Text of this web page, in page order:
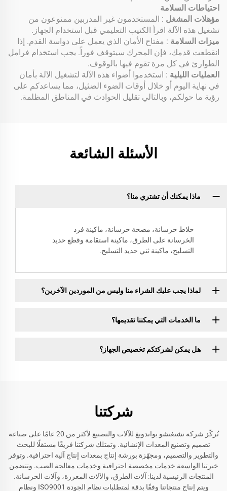
احتياطات السلامة
مؤهلات المشغل : المستخدمون غير المدربين ممنوعون من
تشغيل هذه الآلة اقرأ الكتيب التعليمي قبل استخدام الجهاز.
ميزات السلامة : مفتاح الأمان الذي يعمل على دواسة القدم. إذا
انقطعت قدمك، فإن المحرك سيتوقف فوراً. يجب استخدام فرامل
الطوارئ في كل مرة تقوم فيها بالوقوف.
العمليات الليلية : استخدموا أضواء هذه الآلة لتشغيل الآلة بأمان
في نهاية اليوم أو خلال أوقات الضوء الضئيل، مما يساعدكم على
رؤية ما حولكم، وبالتالي تقليل الحوادث في المناطق المظلمة.
الأسئلة الشائعة
ماذا يمكنك أن تشتري منا؟
خلاط خرسانة، مضخة خرسانة، ماكينة فرد
الخرسانة على الطرق، ماكينة استقامة وقطع حديد
التسليح، ماكينة ثني حديد التسليح.
لماذا يجب عليك الشراء منا وليس من الموردين الآخرين؟
ما الخدمات التي يمكننا تقديمها؟
هل يمكن لشركتكم تخصيص الجهاز؟
شركتنا
تُركّز شركة تشنغتشو يواندونغ للآلات والتصنيع لأكثر من 20 عامًا على صناعة
تصميم وتصنيع المعدات الإنشائية. وتمتلك شركتنا فريقًا مستقلًا للبحث
والتطوير والتصميم، ومجهّزة بورشة إنتاج بمعدات إنتاج آلية احترافية. وتوفر
خبرتنا الواسعة خدمات مخصصة احترافية وخدمات معالجة الصب. وتتضمن
المنتجات الرئيسية لدينا: آلات الطرق، والآلات المعززة، وآلات الخرسانة.
ويتم إنتاج منتجاتنا وفقًا بدقة لمتطلبات نظام الجودة ISO9001 ونظام